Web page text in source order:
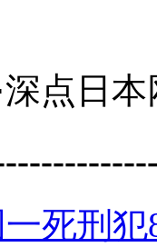
日本
死刑